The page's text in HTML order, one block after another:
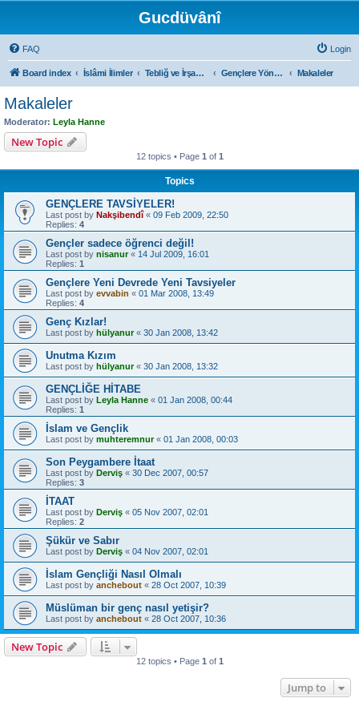
Gucdüvânî
FAQ Login
Board index İslâmi İlimler Tebliğ ve İrşad Çalışmaları Gençlere Yönelik Makaleler
Makaleler
Moderator: Leyla Hanne
New Topic
12 topics • Page 1 of 1
Topics
GENÇLERE TAVSİYELER!
Last post by Nakşibendî« 09 Feb 2009, 22:50
Replies: 4
Gençler sadece öğrenci değil!
Last post by nisanur« 14 Jul 2009, 16:01
Replies: 1
Gençlere Yeni Devrede Yeni Tavsiyeler
Last post by evvabin « 01 Mar 2008, 13:49
Replies: 4
Genç Kızlar!
Last post by hülyanur« 30 Jan 2008, 13:42
Unutma Kızım
Last post by hülyanur« 30 Jan 2008, 13:32
GENÇLİĞE HİTABE
Last post by Leyla Hanne « 01 Jan 2008, 00:44
Replies: 1
İslam ve Gençlik
Last post by muhteremnur« 01 Jan 2008, 00:03
Son Peygambere İtaat
Last post by Derviş « 30 Dec 2007, 00:57
Replies: 3
İTAAT
Last post by Derviş « 05 Nov 2007, 02:01
Replies: 2
Şükür ve Sabır
Last post by Derviş « 04 Nov 2007, 02:01
İslam Gençliği Nasıl Olmalı
Last post by anchebout « 28 Oct 2007, 10:39
Müslüman bir genç nasıl yetişir?
Last post by anchebout « 28 Oct 2007, 10:36
New Topic
12 topics • Page 1 of 1
Jump to